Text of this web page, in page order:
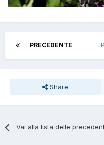
PRECEDENTE
Share
Vai alla lista delle